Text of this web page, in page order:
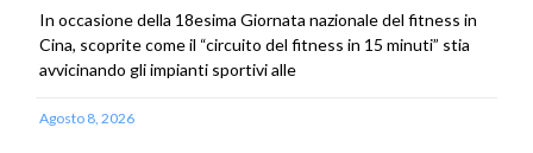
In occasione della 18esima Giornata nazionale del fitness in
Cina, scoprite come il “circuito del fitness in 15 minuti” stia
avvicinando gli impianti sportivi alle
Agosto 8, 2026